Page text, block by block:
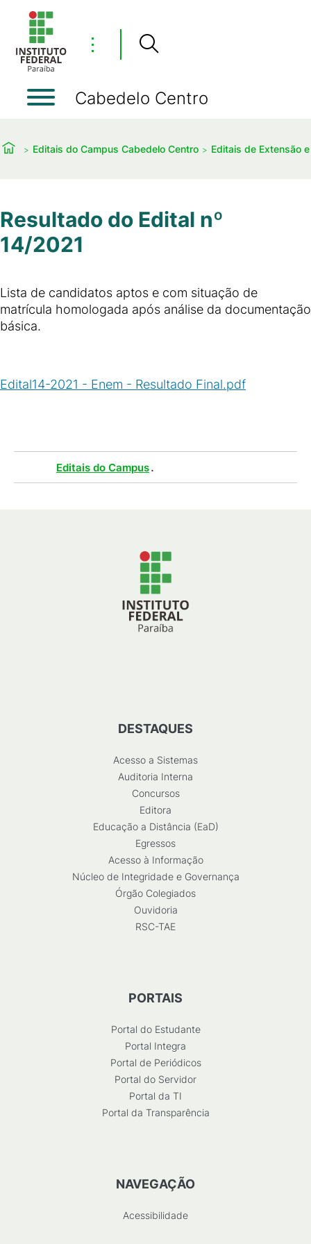
⋮
Cabedelo Centro
Editais do Campus Cabedelo Centro Editais de Extensão
Resultado do Edital nº
14/2021
Lista de candidatos aptos e com situação de
matrícula homologada após análise da documentação
básica.
Edital14-2021 - Enem - Resultado Final.pdf
Editais do Campus.
DESTAQUES
Acesso a Sistemas
Auditoria Interna
Concursos
Editora
Educação a Distância (EaD)
Egressos
Acesso à Informação
Núcleo de Integridade e Governança
Órgão Colegiados
Ouvidoria
RSC-TAE
PORTAIS
Portal do Estudante
Portal Integra
Portal de Periódicos
Portal do Servidor
Portal da TI
Portal da Transparência
NAVEGAÇÃO
Acessibilidade